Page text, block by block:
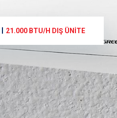
21.000 BTU/H DIŞ ÜNITE